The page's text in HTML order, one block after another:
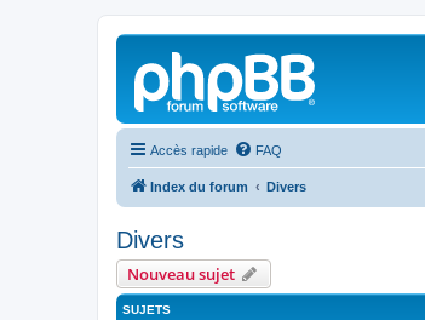
Accès rapide FAQ
Index du forum Divers
Divers
Nouveau sujet
SUJETS